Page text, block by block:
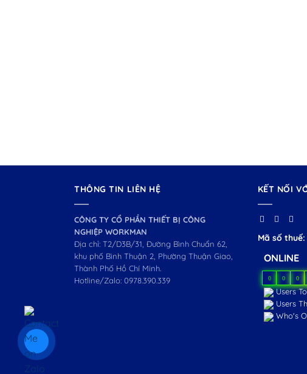
THÔNG TIN LIÊN HỆ
CÔNG TY CỔ PHẦN THIẾT BỊ CÔNG
NGHIỆP WORKMAN
Địa chỉ: T2/D3B/31, Đường Bình Chuẩn 62,
khu phố Bình Thuận 2, Phường Thuận Giao,
Thành Phố Hồ Chí Minh.
Hotline/Zalo: 0978.390.339
KẾT NỐI
Mã số thuế:
ONLINE
0 0 0
Users
Users
Who's